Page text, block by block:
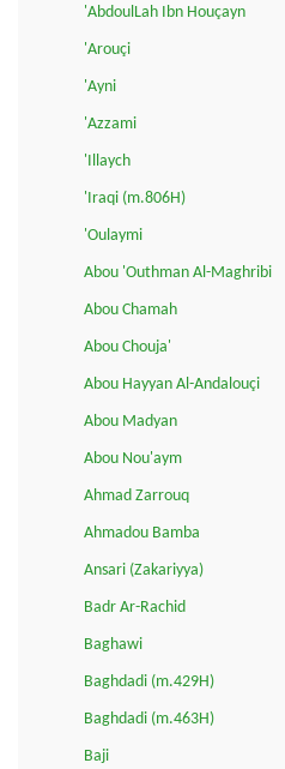
'AbdoulLah Ibn Houçayn
'Arouçi
'Ayni
'Azzami
'Illaych
'Iraqi (m.806H)
'Oulaymi
Abou 'Outhman Al-Maghribi
Abou Chamah
Abou Chouja'
Abou Hayyan Al-Andalouçi
Abou Madyan
Abou Nou'aym
Ahmad Zarrouq
Ahmadou Bamba
Ansari (Zakariyya)
Badr Ar-Rachid
Baghawi
Baghdadi (m.429H)
Baghdadi (m.463H)
Baji